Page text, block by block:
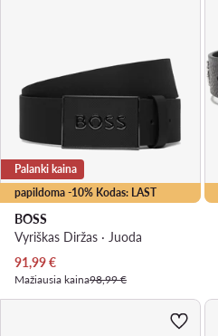
papildoma -10% Kodas: LAST
Palanki kaina
BOSS
Vyriškas Diržas · Juoda
Dabartinė kaina
91,99€
Mažiausia kaina98,99 €